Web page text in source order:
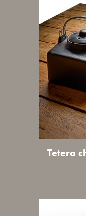
Tetera